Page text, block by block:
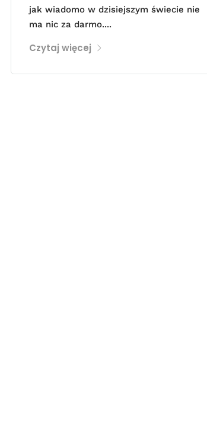
jak wiadomo w dzisiejszym świecie nie
ma nic za darmo....
Czytaj więcej